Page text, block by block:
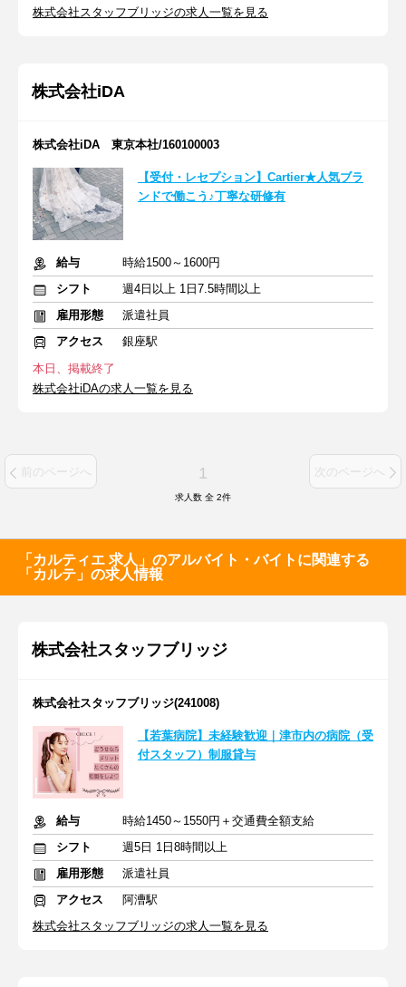
株式会社スタッフブリッジの求人一覧を見る
株式会社iDA
株式会社iDA 東京本社/160100003
【受付・レセプション】Cartier★人気ブラ
ンドで働こう♪丁寧な研修有
給与
時給1500～1600円
シフト
週4日以上 1日7.5時間以上
雇用形態
派遣社員
アクセス
銀座駅
本日、掲載終了
株式会社iDAの求人一覧を見る
前のページへ 1 次のページへ
求人数 全 2件
「カルティエ 求人」のアルバイト・バイトに関連する
「カルテ」の求人情報
株式会社スタッフブリッジ
株式会社スタッフブリッジ(241008)
【若葉病院】未経験歓迎｜津市内の病院（受
付スタッフ）制服貸与
給与
時給1450～1550円＋交通費全額支給
シフト
週5日 1日8時間以上
雇用形態
派遣社員
アクセス
阿漕駅
株式会社スタッフブリッジの求人一覧を見る